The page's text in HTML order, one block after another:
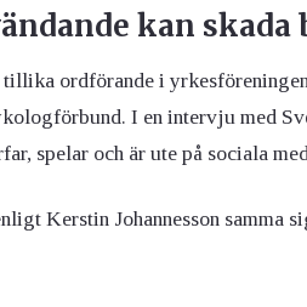
kan skada
tillika ordförande i
I en intervju med
spelar och är ute på sociala
Kerstin Johannesson samma